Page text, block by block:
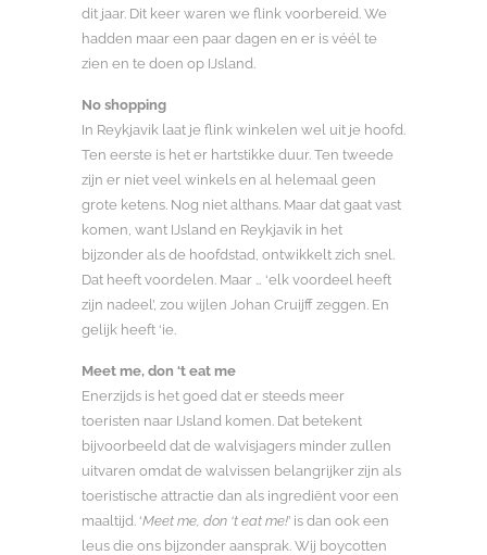
dit jaar. Dit keer waren we flink voorbereid. We
hadden maar een paar dagen en er is véél te
zien en te doen op IJsland.
No shopping
In Reykjavik laat je flink winkelen wel uit je hoofd.
Ten eerste is het er hartstikke duur. Ten tweede
zijn er niet veel winkels en al helemaal geen
grote ketens. Nog niet althans. Maar dat gaat vast
komen, want IJsland en Reykjavik in het
bijzonder als de hoofdstad, ontwikkelt zich snel.
Dat heeft voordelen. Maar … ‘elk voordeel heeft
zijn nadeel’, zou wijlen Johan Cruijff zeggen. En
gelijk heeft ‘ie.
Meet me, don ‘t eat me
Enerzijds is het goed dat er steeds meer
toeristen naar IJsland komen. Dat betekent
bijvoorbeeld dat de walvisjagers minder zullen
uitvaren omdat de walvissen belangrijker zijn als
toeristische attractie dan als ingrediënt voor een
maaltijd. ‘Meet me, don ‘t eat me!’ is dan ook een
leus die ons bijzonder aansprak. Wij boycotten